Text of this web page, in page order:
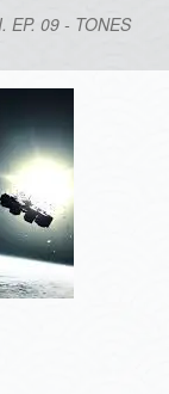
EP. 09 - TONES